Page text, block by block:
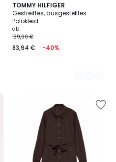
TOMMY HILFIGER
Gestreiftes, ausgestelltes
Polokleid
ab
139,90 €
83,94 € -40%
2
Farben